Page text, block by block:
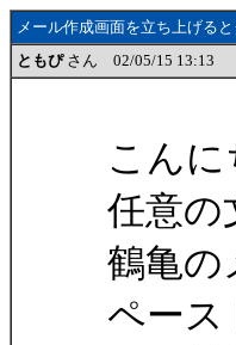
メール作成画面を立ち上げる
ともぴさん 02/05/15 13:13
こんに
任意の
鶴亀の
ペース